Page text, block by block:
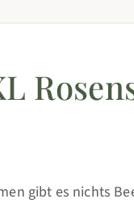
gibt es nichts